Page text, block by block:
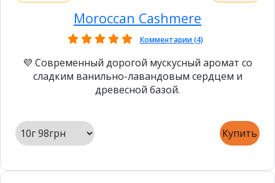
Moroccan Cashmere
Комментарии (4)
💜 Современный дорогой мускусный аромат со
сладким ванильно-лавандовым сердцем и
древесной базой.
Купить